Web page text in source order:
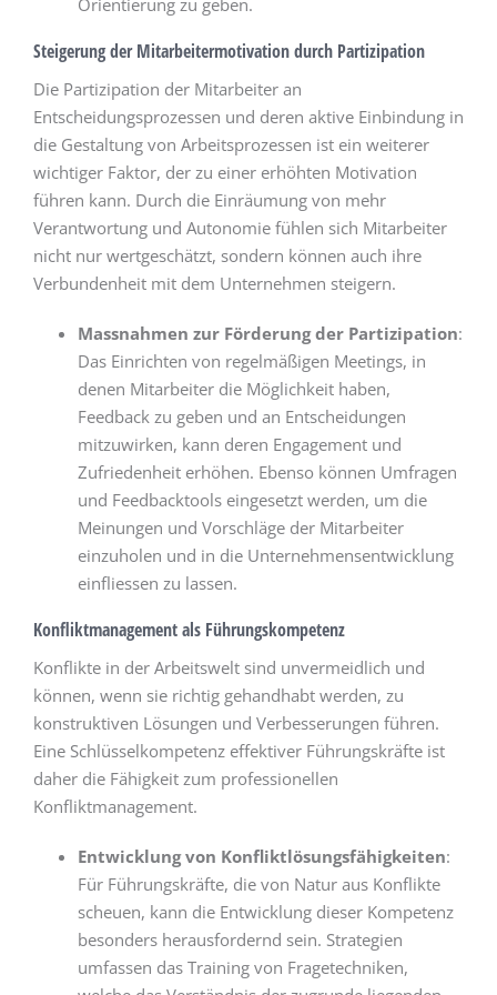
Orientierung zu geben.
Steigerung der Mitarbeitermotivation durch Partizipation
Die Partizipation der Mitarbeiter an
Entscheidungsprozessen und deren aktive Einbindung in
die Gestaltung von Arbeitsprozessen ist ein weiterer
wichtiger Faktor, der zu einer erhöhten Motivation
führen kann. Durch die Einräumung von mehr
Verantwortung und Autonomie fühlen sich Mitarbeiter
nicht nur wertgeschätzt, sondern können auch ihre
Verbundenheit mit dem Unternehmen steigern.
Massnahmen zur Förderung der Partizipation:
Das Einrichten von regelmäßigen Meetings, in
denen Mitarbeiter die Möglichkeit haben,
Feedback zu geben und an Entscheidungen
mitzuwirken, kann deren Engagement und
Zufriedenheit erhöhen. Ebenso können Umfragen
und Feedbacktools eingesetzt werden, um die
Meinungen und Vorschläge der Mitarbeiter
einzuholen und in die Unternehmensentwicklung
einfliessen zu lassen.
Konfliktmanagement als Führungskompetenz
Konflikte in der Arbeitswelt sind unvermeidlich und
können, wenn sie richtig gehandhabt werden, zu
konstruktiven Lösungen und Verbesserungen führen.
Eine Schlüsselkompetenz effektiver Führungskräfte ist
daher die Fähigkeit zum professionellen
Konfliktmanagement.
Entwicklung von Konfliktlösungsfähigkeiten:
Für Führungskräfte, die von Natur aus Konflikte
scheuen, kann die Entwicklung dieser Kompetenz
besonders herausfordernd sein. Strategien
umfassen das Training von Fragetechniken,